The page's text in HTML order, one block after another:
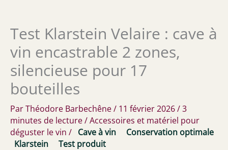
Test Klarstein Velaire : cave à
vin encastrable 2 zones,
silencieuse pour 17
bouteilles
ParThéodore Barbechêne/ 11 février 2026/3
minutes de lecture/Accessoires et matériel pour
déguster le vin / Cave à vin
Conservation optimale
Klarstein
Test produit